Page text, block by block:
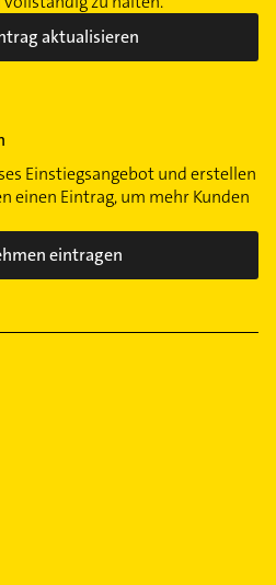
aktualisieren
Einstiegsangebot und erstellen
einen Eintrag, um mehr Kunden
eintragen